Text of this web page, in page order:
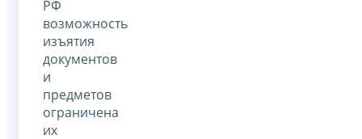
РФ
возможность
изъятия
документов
и
предметов
ограничена
их